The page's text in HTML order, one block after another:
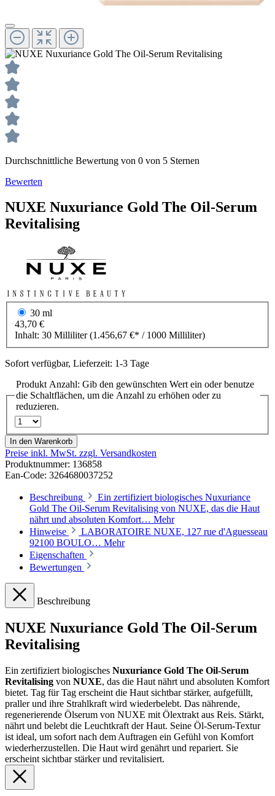
Durchschnittliche Bewertung von 0 von 5 Sternen
Bewerten
NUXE Nuxuriance Gold The Oil-Serum
Revitalising
30 ml
43,70 €
Inhalt: 30 Milliliter(1.456,67 €* / 1000 Milliliter)
Sofort verfügbar, Lieferzeit: 1-3 Tage
Produkt Anzahl: Gib den gewünschten Wert ein oder benutze
die Schaltflächen, um die Anzahl zu erhöhen oder zu
reduzieren.
In den Warenkorb
Preise inkl. MwSt. zzgl. Versandkosten
Produktnummer: 136858
Ean-Code: 3264680037252
Beschreibung
Ein zertifiziert biologisches Nuxuriance
Gold The Oil-Serum Revitalising von NUXE, das die Haut
nährt und absoluten Komfort… Mehr
Hinweise
LABORATOIRE NUXE, 127 rue d'Aguesseau
92100 BOULO… Mehr
Eigenschaften
Bewertungen
Beschreibung
NUXE Nuxuriance Gold The Oil-Serum
Revitalising
Ein zertifiziert biologisches Nuxuriance Gold The Oil-Serum
Revitalising von NUXE, das die Haut nährt und absoluten Komfort
bietet. Tag für Tag erscheint die Haut sichtbar stärker, aufgefüllt,
praller und ihre Strahlkraft wird wiederbelebt. Das nährende,
regenerierende Ölserum von NUXE mit Ölextrakt aus Reis. Stärkt,
nährt und belebt die Leuchtkraft der Haut. Seine Öl-Serum-Textur
ist ideal, um sofort nach dem Auftragen ein Gefühl von Komfort
wiederherzustellen. Die Haut wird genährt und repariert. Sie
erscheint sichtbar stärker und revitalisiert.